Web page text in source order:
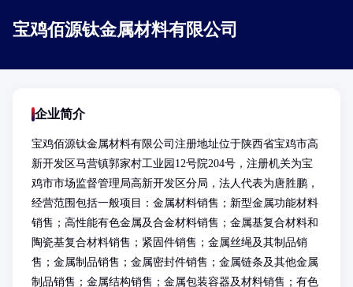
宝鸡佰源钛金属材料有限公司
企业简介
宝鸡佰源钛金属材料有限公司注册地址位于陕西省宝鸡市高
新开发区马营镇郭家村工业园12号院204号，注册机关为宝
鸡市市场监督管理局高新开发区分局，法人代表为唐胜鹏，
经营范围包括一般项目：金属材料销售；新型金属功能材料
销售；高性能有色金属及合金材料销售；金属基复合材料和
陶瓷基复合材料销售；紧固件销售；金属丝绳及其制品销
售；金属制品销售；金属密封件销售；金属链条及其他金属
制品销售；金属结构销售；金属包装容器及材料销售；有色